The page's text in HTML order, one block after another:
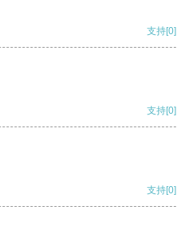
支持[0]
支持[0]
支持[0]